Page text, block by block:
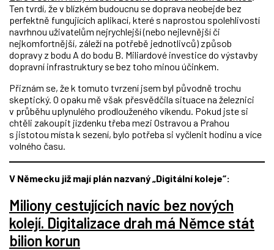
Ten tvrdí, že v blízkém budoucnu se doprava neobejde bez
perfektně fungujících aplikací, které s naprostou spolehlivostí
navrhnou uživatelům nejrychlejší (nebo nejlevnější či
nejkomfortnější, záleží na potřebě jednotlivců) způsob
dopravy z bodu A do bodu B. Miliardové investice do výstavby
dopravní infrastruktury se bez toho minou účinkem.
Přiznám se, že k tomuto tvrzení jsem byl původně trochu
skeptický. O opaku mě však přesvědčila situace na železnici
v průběhu uplynulého prodlouženého víkendu. Pokud jste si
chtěli zakoupit jízdenku třeba mezi Ostravou a Prahou
s jistotou místa k sezení, bylo potřeba si vyčlenit hodinu a více
volného času.
V Německu již mají plán nazvaný „Digitální koleje“:
Miliony cestujících navíc bez nových
kolejí. Digitalizace drah má Němce stát
bilion korun